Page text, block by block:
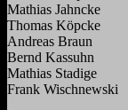
Mathias Jahncke
Thomas Köpcke
Andreas Braun
Bernd Kassuhn
Mathias Stadige
Frank Wischnewski